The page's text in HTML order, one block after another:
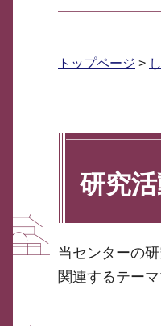
トップページ >
研究
当センターの
関連するテー